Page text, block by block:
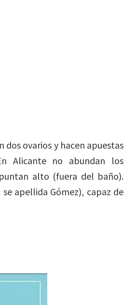
dos ovarios y hacen apuestas
Alicante no abundan los
alto (fuera del baño).
apellida Gómez), capaz de